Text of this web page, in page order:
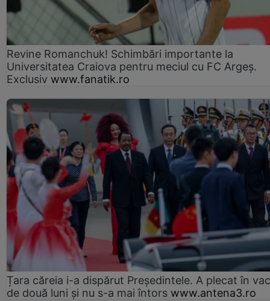
Revine Romanchuk! Schimbări importante la
Universitatea Craiova pentru meciul cu FC Argeş.
Exclusiv www.fanatik.ro
Țara căreia i-a dispărut Președintele. A plecat în
de două luni și nu s-a mai întors www.antena3.ro